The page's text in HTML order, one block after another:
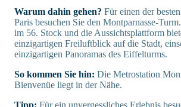
Warum dahin gehen? Für einen der
Paris besuchen Sie den Montparnasse-
im 56. Stock und die Aussichtsplattform
einzigartigen Freiluftblick auf die Stadt,
einzigartigen Panoramas des Eiffelturms.
So kommen Sie hin: Die Metrostation
Bienvenüe liegt in der Nähe.
Tipp: Für ein unvergessliches Erlebnis